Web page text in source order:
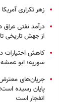
زهر تکراری
از جهش تاریخی
کاهش اختیارات
سوریه؛ ابو
جریان‌های
پایان رسیده
انفجار است